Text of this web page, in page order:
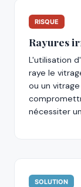
RISQUE
Rayures
L'utilisation
raye le
ou un
nécessiter
SOLUTION